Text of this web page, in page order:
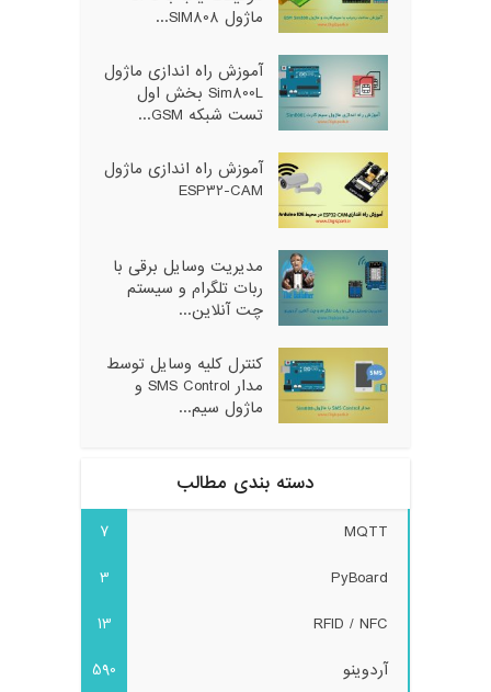
ماژول SIM808...
آموزش راه اندازی ماژول
Sim800L بخش اول
تست شبکه GSM...
آموزش راه اندازی ماژول
ESP32-CAM
مدیریت وسایل برقی با
ربات تلگرام و سیستم
چت آنلاین...
کنترل کلیه وسایل توسط
مدار SMS Control و
ماژول سیم...
دسته بندی مطالب
MQTT
7
PyBoard
3
RFID / NFC
13
آردوینو
590